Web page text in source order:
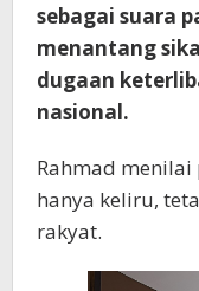
sebagai suara
menantang
dugaan
nasional.
Rahmad
hanya keliru,
rakyat.